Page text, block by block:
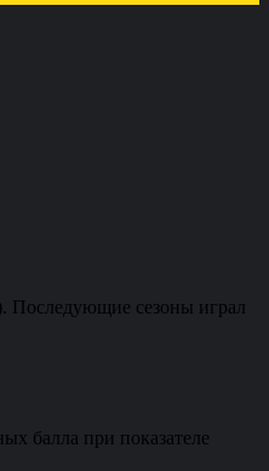
Последующие сезоны играл
балла при показателе